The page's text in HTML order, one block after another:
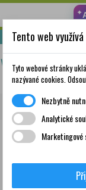
✦
Nakupte
Volně prodejné
léky
Tento web
Tyto webové stránky
nazývané cookies.
Nezbytně
Analytické
Marketingové